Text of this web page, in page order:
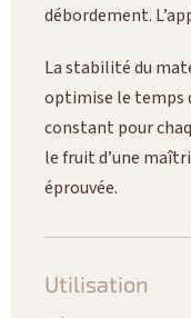
débordement.
La stabilité du
optimise le temps
constant pour
le fruit d’une
éprouvée.
Utilisation